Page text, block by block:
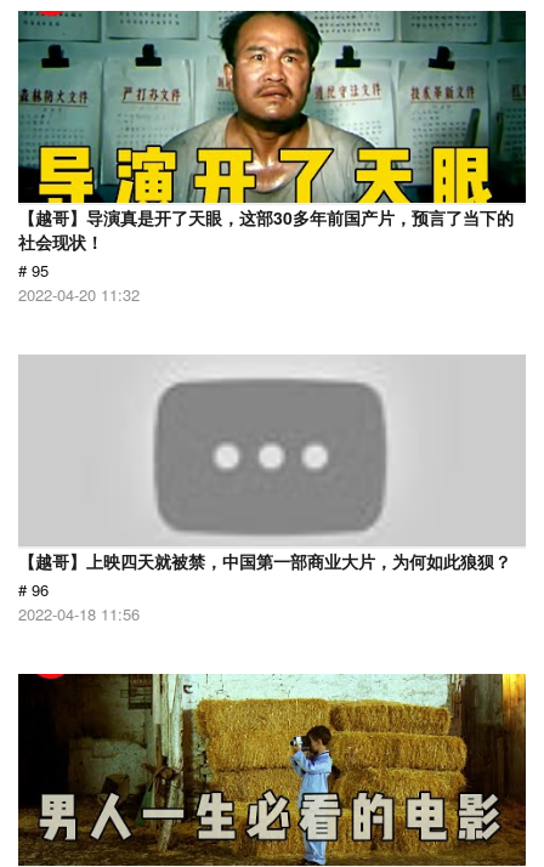
【越哥】导演真是开了天眼，这部30多年前国产片，预言了当下的
社会现状！
# 95
2022-04-20 11:32
【越哥】上映四天就被禁，中国第一部商业大片，为何如此狼狈？
# 96
2022-04-18 11:56